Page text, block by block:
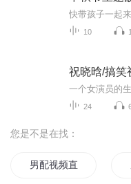
快带孩子一起
10
祝晓晗/搞笑
一个女演员的
24
您是不是在找：
男配视频直播中